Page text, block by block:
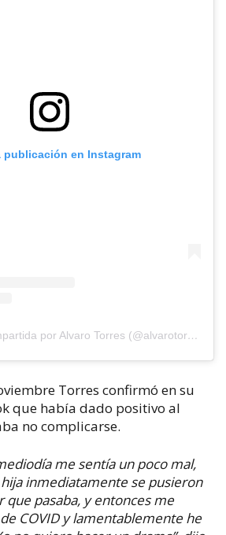
publicación en Instagram
Una publicación compartida por Alvaro Torres (@alvarotorresoficial)
Torres confirmó en su
que había dado positivo al
no complicarse.
me sentía un poco mal,
inmediatamente se pusieron
que pasaba, y entonces me
COVID y lamentablemente he